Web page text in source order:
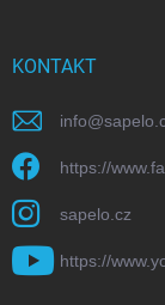
KONTAKT
info@
https://
sapelo.cz
https://